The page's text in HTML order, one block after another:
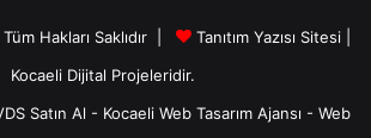
Hakları Saklıdır |
Tanıtım Yazısı Sitesi |
Kocaeli Dijital Projeleridir.
Satın Al - Kocaeli Web Tasarım Ajansı - Web